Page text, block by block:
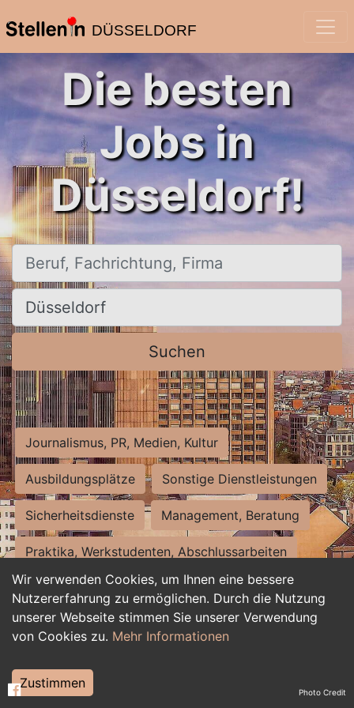
DÜSSELDORF
Wir verwenden Cookies, um Ihnen eine bessere
Nutzererfahrung zu ermöglichen. Durch die Nutzung
unserer Webseite stimmen Sie unserer Verwendung
von Cookies zu. Mehr Informationen
Zustimmen
Die besten
Jobs in
Düsseldorf!
Beruf, Fachrichtung, Firma
Ort, Stadt
Suchen
Journalismus, PR, Medien, Kultur
Ausbildungsplätze Sonstige Dienstleistungen
Sicherheitsdienste Management, Beratung
Praktika, Werkstudenten, Abschlussarbeiten
Personalwesen Assistenz, Sekretariat
Hilfskräfte, Aushilfs- und Nebenjobs
Weiterbildung, Studium, duale Ausbildung Photo Credit